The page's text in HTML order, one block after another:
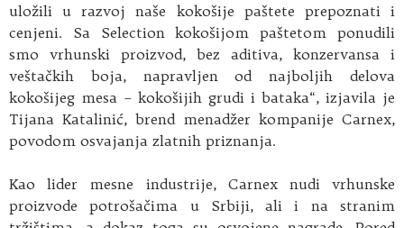
uložili u razvoj naše kokošije paštete prepoznati i
cenjeni. Sa Selection kokošijom paštetom ponudili
smo vrhunski proizvod, bez aditiva, konzervansa i
veštačkih boja, napravljen od najboljih delova
kokošijeg mesa – kokošijih grudi i bataka“, izjavila je
Tijana Katalinić, brend menadžer kompanije Carnex,
povodom osvajanja zlatnih priznanja.
Kao lider mesne industrije, Carnex nudi vrhunske
proizvode potrošačima u Srbiji, ali i na stranim